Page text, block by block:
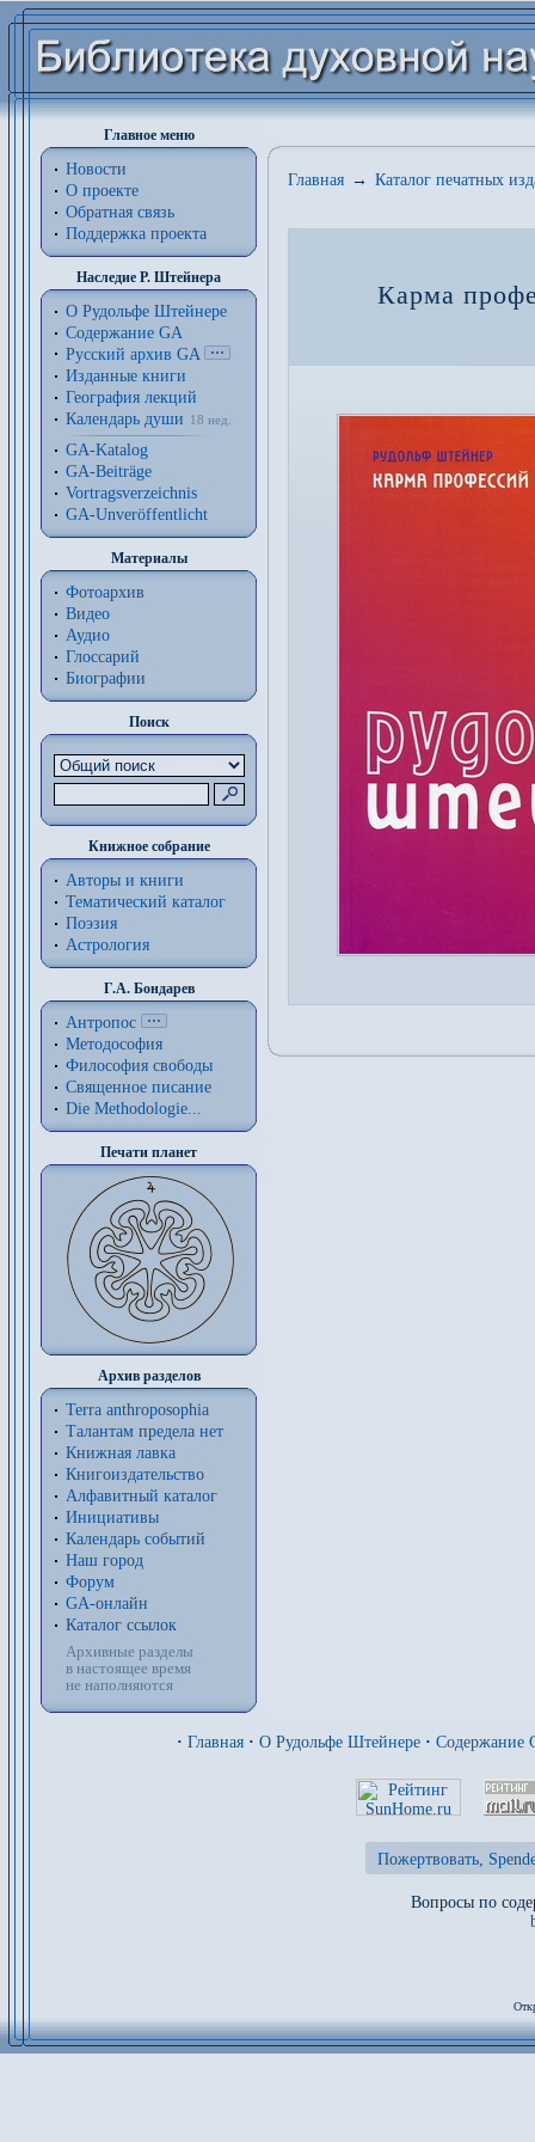
Главное меню
Новости
О проекте
Обратная связь
Поддержка проекта
Наследие Р. Штейнера
О Рудольфе Штейнере
Содержание GA
Русский архив GA
Изданные книги
География лекций
Календарь души
18 нед.
GA-Katalog
GA-Beiträge
Vortragsverzeichnis
GA-Unveröffentlicht
Материалы
Фотоархив
Видео
Аудио
Глоссарий
Биографии
Поиск
Книжное собрание
Авторы и книги
Тематический каталог
Поэзия
Астрология
Г.А. Бондарев
Антропос
Методософия
Философия cвободы
Священное писание
Die Methodologie...
Печати планет
Архив разделов
Terra anthroposophia
Талантам предела нет
Книжная лавка
Книгоиздательство
Алфавитный каталог
Инициативы
Календарь событий
Наш город
Форум
GA-онлайн
Каталог ссылок
Архивные разделы
в настоящее время
не наполняются
Главная → Каталог печатных
Карма
· Главная · О Рудольфе Штейнере · Содержание
Пожертвовать,
Вопросы по